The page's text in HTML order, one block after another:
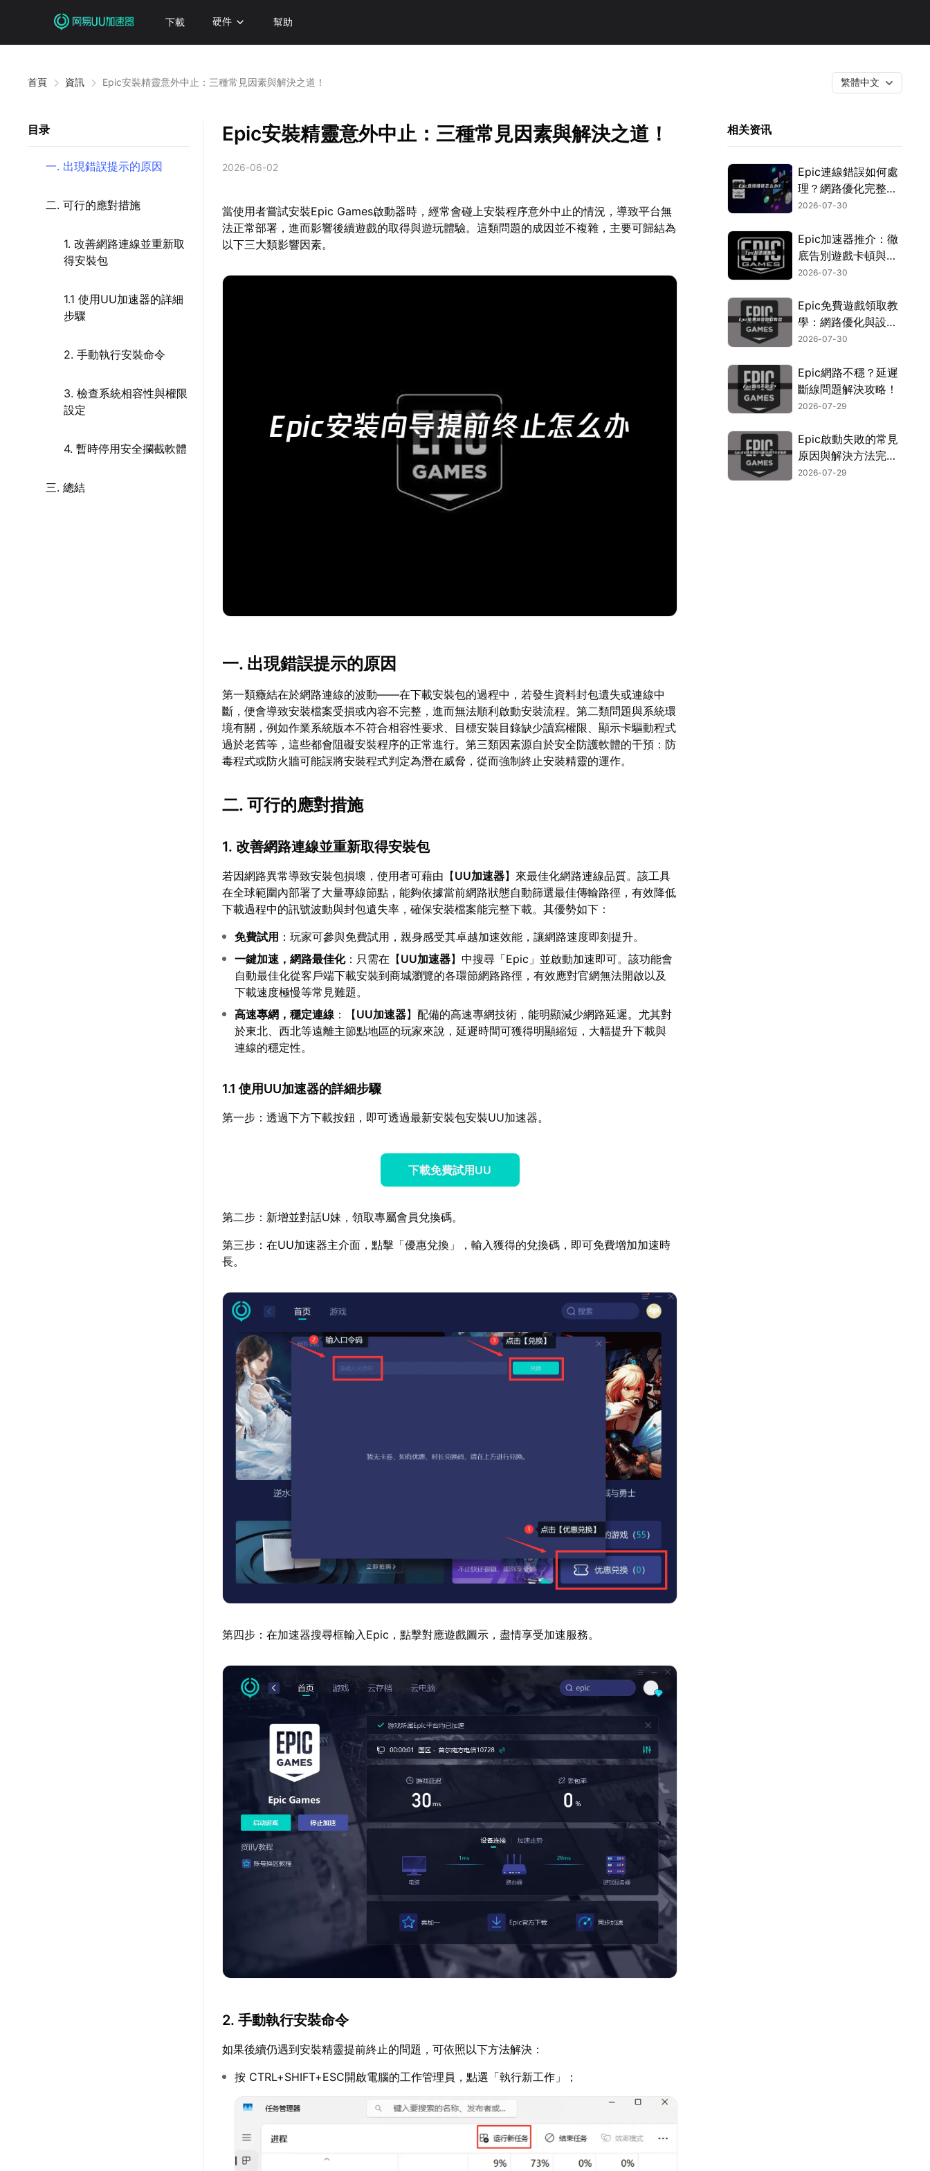
下載 硬件 幫助
首頁 資訊 Epic安裝精靈意外中止：三種常見因素與解決之道！ 繁體中文
目录
一. 出現錯誤提示的原因
二. 可行的應對措施
1. 改善網路連線並重新取
得安裝包
1.1 使用UU加速器的詳細
步驟
2. 手動執行安裝命令
3. 檢查系統相容性與權限
設定
4. 暫時停用安全攔截軟體
三. 總結
Epic安裝精靈意外中止：三種常見因素與解決之道！
2026-06-02
當使用者嘗試安裝Epic Games啟動器時，經常會碰上安裝程序意外中止的情況，導致平台無
法正常部署，進而影響後續遊戲的取得與遊玩體驗。這類問題的成因並不複雜，主要可歸結為
以下三大類影響因素。
一. 出現錯誤提示的原因
第一類癥結在於網路連線的波動——在下載安裝包的過程中，若發生資料封包遺失或連線中
斷，便會導致安裝檔案受損或內容不完整，進而無法順利啟動安裝流程。第二類問題與系統環
境有關，例如作業系統版本不符合相容性要求、目標安裝目錄缺少讀寫權限、顯示卡驅動程式
過於老舊等，這些都會阻礙安裝程序的正常進行。第三類因素源自於安全防護軟體的干預：防
毒程式或防火牆可能誤將安裝程式判定為潛在威脅，從而強制終止安裝精靈的運作。
二. 可行的應對措施
1. 改善網路連線並重新取得安裝包
若因網路異常導致安裝包損壞，使用者可藉由【UU加速器】來最佳化網路連線品質。該工具
在全球範圍內部署了大量專線節點，能夠依據當前網路狀態自動篩選最佳傳輸路徑，有效降低
下載過程中的訊號波動與封包遺失率，確保安裝檔案能完整下載。其優勢如下：
免費試用 ：玩家可參與免費試用，親身感受其卓越加速效能，讓網路速度即刻提升。
一鍵加速，網路最佳化：只需在【UU加速器】中搜尋「Epic」並啟動加速即可。該功能會
自動最佳化從客戶端下載安裝到商城瀏覽的各環節網路路徑，有效應對官網無法開啟以及
下載速度極慢等常見難題。
高速專網，穩定連線 ：【UU加速器】配備的高速專網技術，能明顯減少網路延遲。尤其對
於東北、西北等遠離主節點地區的玩家來說，延遲時間可獲得明顯縮短，大幅提升下載與
連線的穩定性。
1.1 使用UU加速器的詳細步驟
第一步：透過下方下載按鈕，即可透過最新安裝包安裝UU加速器。
下載免費試用UU
第二步：新增並對話U妹，領取專屬會員兌換碼。
第三步：在UU加速器主介面，點擊「優惠兌換」，輸入獲得的兌換碼，即可免費增加加速時
長。
第四步：在加速器搜尋框輸入Epic，點擊對應遊戲圖示，盡情享受加速服務。
2. 手動執行安裝命令
如果後續仍遇到安裝精靈提前終止的問題，可依照以下方法解決：
按 CTRL+SHIFT+ESC開啟電腦的工作管理員，點選「執行新工作」；
相关资讯
Epic連線錯誤如何處
理？網路優化完整教
學！
2026-07-30
Epic加速器推介：徹
底告別遊戲卡頓與延
遲的優化攻略！
2026-07-30
Epic免費遊戲領取教
學：網路優化與設定
指南！
2026-07-30
Epic網路不穩？延遲
斷線問題解決攻略！
2026-07-29
Epic啟動失敗的常見
原因與解決方法完整
指南！
2026-07-29